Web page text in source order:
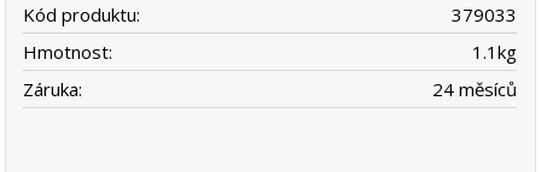
Kód produktu:
379033
Hmotnost:
1.1kg
Záruka:
24 měsíců